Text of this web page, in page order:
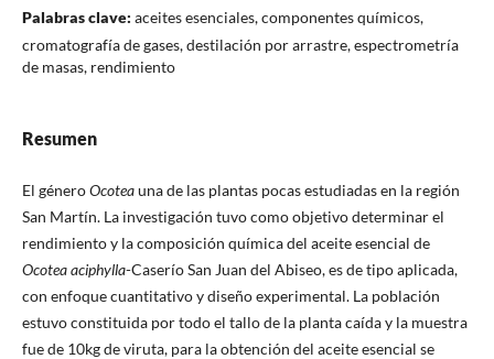
Palabras clave: aceites esenciales, componentes químicos,
cromatografía de gases, destilación por arrastre, espectrometría
de masas, rendimiento
Resumen
El géneroOcoteauna de las plantas pocas estudiadas en la región
San Martín. La investigación tuvo como objetivo determinar el
rendimiento y la composición química del aceite esencial de
Ocotea aciphylla-Caserío San Juan del Abiseo, es de tipo aplicada,
con enfoque cuantitativo y diseño experimental. La población
estuvo constituida por todo el tallo de la planta caída y la muestra
fue de 10kg de viruta, para la obtención del aceite esencial se